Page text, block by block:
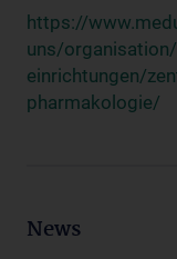
https://
uns/
einrichtungen/
pharmakologie/
News